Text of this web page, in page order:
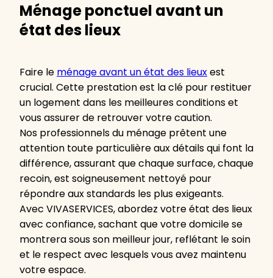
Ménage ponctuel avant un
état des lieux
Faire le ménage avant un état des lieuxest
crucial. Cette prestation est la clé pour restituer
un logement dans les meilleures conditions et
vous assurer de retrouver votre caution.
Nos professionnels du ménage prêtent une
attention toute particulière aux détails qui font la
différence, assurant que chaque surface, chaque
recoin, est soigneusement nettoyé pour
répondre aux standards les plus exigeants.
Avec VIVASERVICES, abordez votre état des lieux
avec confiance, sachant que votre domicile se
montrera sous son meilleur jour, reflétant le soin
et le respect avec lesquels vous avez maintenu
votre espace.